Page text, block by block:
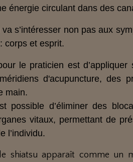
énergie circulant dans des
s’intéresser non pas aux
corps et esprit.
le praticien est
d'acupuncture, des
main.
possible d’éliminer des
vitaux, permettant de
l’individu.
shiatsu apparaît comme un